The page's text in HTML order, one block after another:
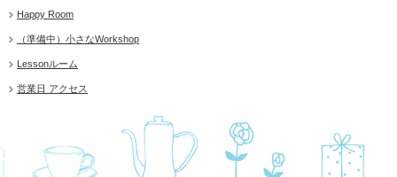
Happy Room
（準備中）小さなWorkshop
Lessonルーム
営業日 アクセス